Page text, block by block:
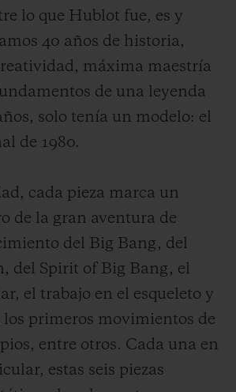
lo que Hublot fue, es y
40 años de historia,
máxima maestría
de una leyenda
solo tenía un modelo: el
de 1980.
cada pieza marca un
de la gran aventura de
del Big Bang, del
del Spirit of Big Bang, el
el trabajo en el esqueleto y
los primeros movimientos de
entre otros. Cada una en
estas seis piezas